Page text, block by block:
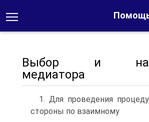
Выбор и
медиатора
1. Для проведения
стороны по взаимному